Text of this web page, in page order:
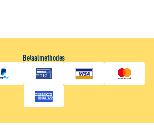
Betaalmethodes